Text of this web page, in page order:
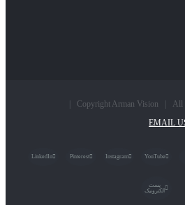
YouTube
Instagram
Pinterest
LinkedIn
پست
الکترونیک